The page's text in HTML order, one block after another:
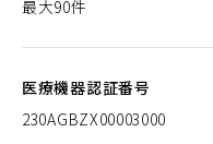
最大90件
医療機器認証番号
230AGBZX00003000